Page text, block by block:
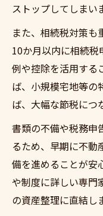
ストップしてしまい
また、相続税対策も
10か月以内に相続
例や控除を活用する
ば、小規模宅地等の
ば、大幅な節税につ
書類の不備や税務申
るため、早期に不動
備を進めることが安
や制度に詳しい専門
の資産整理に直結し